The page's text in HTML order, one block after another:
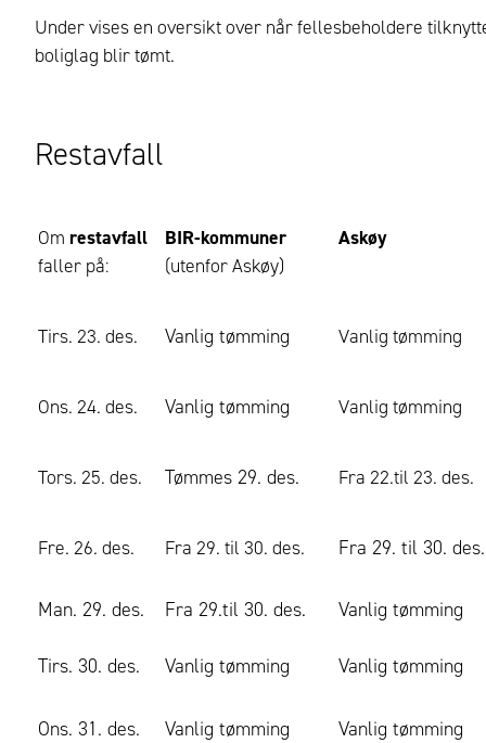
Under vises en oversikt over når fellesbeholdere
boliglag blir tømt.
Restavfall
Om restavfall
faller på:
BIR-kommuner
(utenfor Askøy)
Askøy
Tirs. 23. des. Vanlig tømming Vanlig tømming
Ons. 24. des. Vanlig tømming Vanlig tømming
Tors. 25. des. Tømmes 29. des. Fra 22.til 23. des.
Fre. 26. des. Fra 29. til 30. des. Fra 29. til 30. des.
Man. 29. des. Fra 29.til 30. des. Vanlig tømming
Tirs. 30. des. Vanlig tømming Vanlig tømming
Ons. 31. des. Vanlig tømming Vanlig tømming